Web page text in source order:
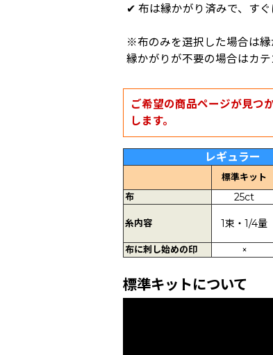
✔ 布は縁かがり済みで、すぐ
※布のみを選択した場合は縁
縁かがりが不要の場合はカ
ご希望の商品ページが見つ
します。
レギュラー
標準キット
布
25ct
糸内容 1束・1/4量
布に刺し始めの印 ×
標準キットについて